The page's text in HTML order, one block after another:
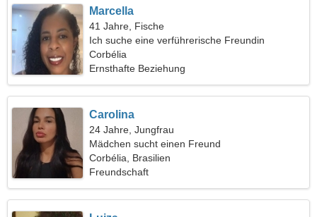
Marcella
41 Jahre, Fische
Ich suche eine verführerische Freundin
Corbélia
Ernsthafte Beziehung
Carolina
24 Jahre, Jungfrau
Mädchen sucht einen Freund
Corbélia, Brasilien
Freundschaft